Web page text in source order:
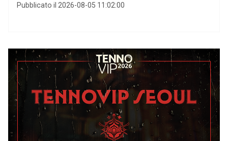
Pubblicato il 2026-08-05 11:02:00